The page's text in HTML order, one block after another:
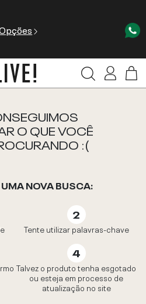
O QUE VOCÊ
:(
UMA NOVA BUSCA:
Tente utilizar palavras-chave
Talvez o produto tenha esgotado
ou esteja em processo de
atualização no site